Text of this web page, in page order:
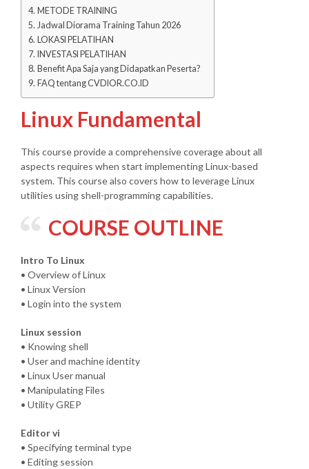
METODE TRAINING
Jadwal Diorama Training Tahun 2026
LOKASI PELATIHAN
INVESTASI PELATIHAN
Benefit Apa Saja yang Didapatkan Peserta?
FAQ tentang CVDIOR.CO.ID
Linux Fundamental
This course provide a comprehensive coverage about all
aspects requires when start implementing Linux-based
system. This course also covers how to leverage Linux
utilities using shell-programming capabilities.
COURSE OUTLINE
Intro To Linux
• Overview of Linux
• Linux Version
• Login into the system
Linux session
• Knowing shell
• User and machine identity
• Linux User manual
• Manipulating Files
• Utility GREP
Editor vi
• Specifying terminal type
• Editing session